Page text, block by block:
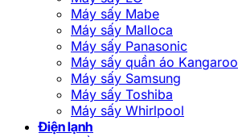
Máy sấy Mabe
Máy sấy Malloca
Máy sấy Panasonic
Máy sấy quần áo Kangaroo
Máy sấy Samsung
Máy sấy Toshiba
Máy sấy Whirlpool
Điện lạnh